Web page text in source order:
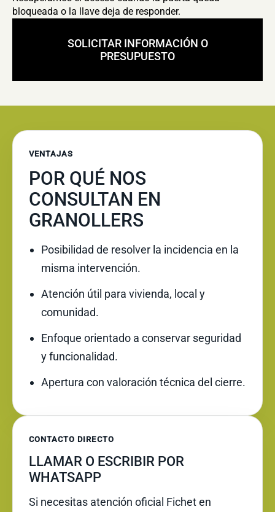
bloqueada o la llave deja de responder.
SOLICITAR INFORMACIÓN O
PRESUPUESTO
VENTAJAS
POR QUÉ NOS
CONSULTAN EN
GRANOLLERS
Posibilidad de resolver la incidencia en la
misma intervención.
Atención útil para vivienda, local y
comunidad.
Enfoque orientado a conservar seguridad
y funcionalidad.
Apertura con valoración técnica del cierre.
CONTACTO DIRECTO
LLAMAR O ESCRIBIR POR
WHATSAPP
Si necesitas atención oficial Fichet en